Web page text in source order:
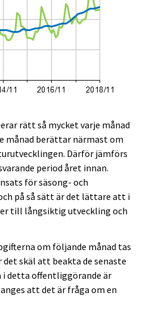
rätt så mycket varje månad
månad berättar närmast om
Därför jämförs
period året innan.
för säsong- och
på så sätt är det lättare att i
till långsiktig utveckling och
om följande månad tas
det skäl att beakta de senaste
i detta offentliggörande är
att det är fråga om en